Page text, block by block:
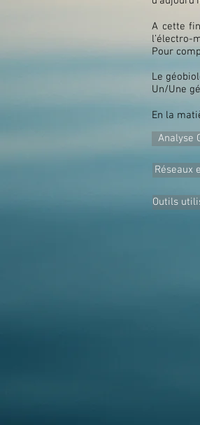
A cette
l’électro-
Pour
Le
Un/Une
En la
Analyse
Réseaux
Outils